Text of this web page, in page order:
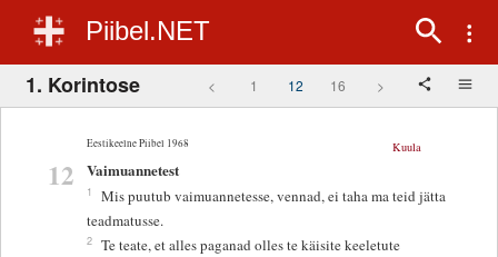
Piibel.NET
1. Korintose < 1 12 16 >
Eestikeelne Piibel 1968
12
Kuula
Vaimuannetest
1
Mis puutub vaimuannetesse, vennad, ei taha ma teid jätta
teadmatusse.
2 Te teate, et alles paganad olles te käisite keeletute